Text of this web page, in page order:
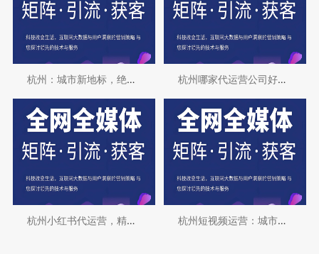
杭州：城市新地标，绝美短视频拍摄地 杭州哪家代运营公司好？深度解析与推荐
杭州小红书代运营，精准助力品牌快速崛起 杭州短视频运营：城市发展的新引擎